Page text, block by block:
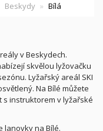
Beskydy Bílá
v Beskydech.
skvělou lyžovačku
Lyžařský areál SKI
Na Bílé můžete
s instruktorem v lyžařské
lanovky na Bílé.